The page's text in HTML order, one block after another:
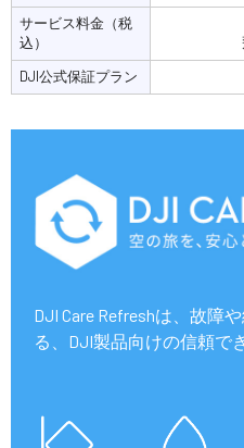
サービス料金（税
込）
DJI公式保証プラン
DJI Care Refreshは、故障
る、DJI製品向けの信頼で